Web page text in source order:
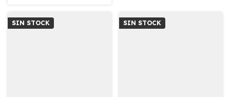
SIN STOCK SIN STOCK